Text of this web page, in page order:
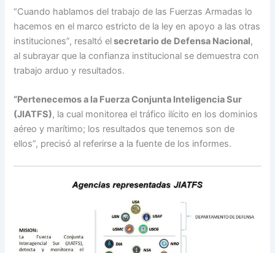
“Cuando hablamos del trabajo de las Fuerzas Armadas lo
hacemos en el marco estricto de la ley en apoyo a las otras
instituciones”, resaltó elsecretario de Defensa Nacional,
al subrayar que la confianza institucional se demuestra con
trabajo arduo y resultados.
“Pertenecemos a la Fuerza Conjunta Inteligencia Sur
(JIATFS), la cual monitorea el tráfico ilícito en los dominios
aéreo y marítimo; los resultados que tenemos son de
ellos”, precisó al referirse a la fuente de los informes.